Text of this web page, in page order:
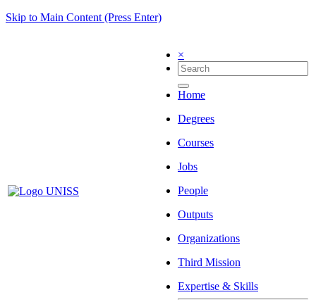
Skip to Main Content (Press Enter)
×
Home
Degrees
Courses
Jobs
People
Outputs
Organizations
Third Mission
Expertise & Skills